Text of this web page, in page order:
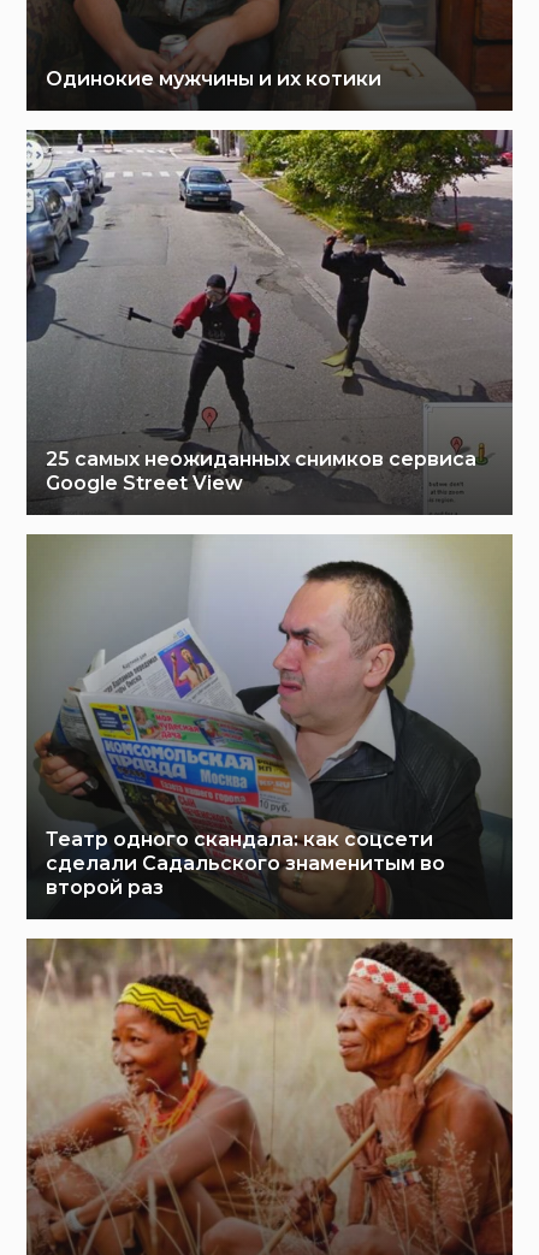
Одинокие мужчины и их котики
25 самых неожиданных снимков сервиса
Google Street View
Театр одного скандала: как соцсети
сделали Садальского знаменитым во
второй раз